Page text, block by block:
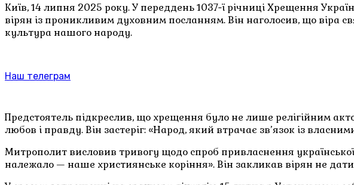
Київ, 14 липня 2025 року. У переддень 1037‑ї річниці Хрещення
вірян із проникливим духовним посланням. Він наголосив, що віра
культура нашого народу.
Наш телеграм
Предстоятель підкреслив, що хрещення було не лише релігійним
любов і правду. Він застеріг: «Народ, який втрачає зв’язок із
Митрополит висловив тривогу щодо спроб привласнення
належало — наше християнське коріння». Він закликав вірян не